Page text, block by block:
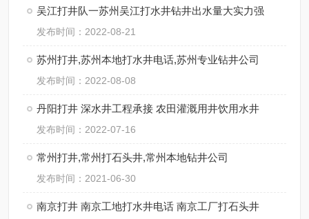
吴江打井队一苏州吴江打水井钻井出水量大实力强
发布时间：2022-08-21
苏州打井,苏州本地打水井电话,苏州专业钻井公司
发布时间：2022-08-08
丹阳打井 深水井工程承接 农田灌溉用井饮用水井
发布时间：2022-07-16
常州打井,常州打石头井,常州本地钻井公司
发布时间：2021-06-30
南京打井 南京工地打水井电话 南京工厂打石头井